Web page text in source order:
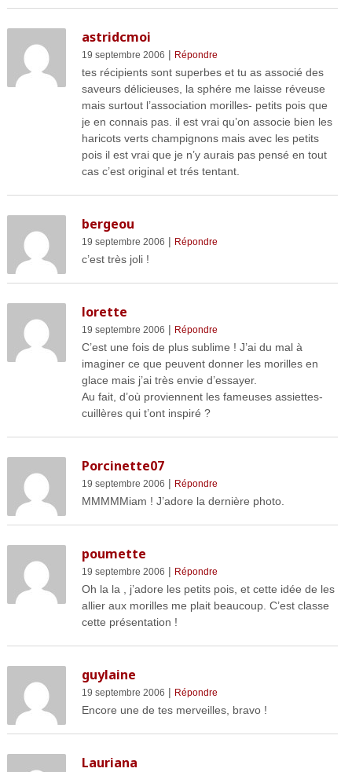
astridcmoi
19 septembre 2006 | Répondre
tes récipients sont superbes et tu as associé des
saveurs délicieuses, la sphére me laisse réveuse
mais surtout l’association morilles- petits pois que
je en connais pas. il est vrai qu’on associe bien les
haricots verts champignons mais avec les petits
pois il est vrai que je n’y aurais pas pensé en tout
cas c’est original et trés tentant.
bergeou
19 septembre 2006 | Répondre
c’est très joli !
lorette
19 septembre 2006 | Répondre
C’est une fois de plus sublime ! J’ai du mal à
imaginer ce que peuvent donner les morilles en
glace mais j’ai très envie d’essayer.
Au fait, d’où proviennent les fameuses assiettes-
cuillères qui t’ont inspiré ?
Porcinette07
19 septembre 2006 | Répondre
MMMMMiam ! J’adore la dernière photo.
poumette
19 septembre 2006 | Répondre
Oh la la , j’adore les petits pois, et cette idée de les
allier aux morilles me plait beaucoup. C’est classe
cette présentation !
guylaine
19 septembre 2006 | Répondre
Encore une de tes merveilles, bravo !
Lauriana